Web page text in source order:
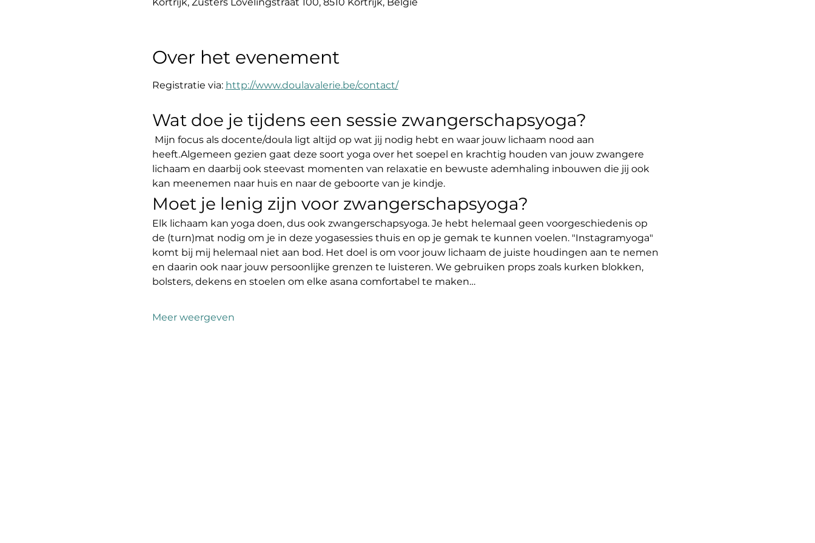
Over het evenement
Registratie via: http://www.doulavalerie.be/contact/
Wat doe je tijdens een sessie zwangerschapsyoga?
Mijn focus als docente/doula ligt altijd op wat jij nodig hebt en waar jouw lichaam nood aan
heeft.Algemeen gezien gaat deze soort yoga over het soepel en krachtig houden van jouw zwangere
lichaam en daarbij ook steevast momenten van relaxatie en bewuste ademhaling inbouwen die jij ook
kan meenemen naar huis en naar de geboorte van je kindje.
Moet je lenig zijn voor zwangerschapsyoga?
Elk lichaam kan yoga doen, dus ook zwangerschapsyoga. Je hebt helemaal geen voorgeschiedenis op
de (turn)mat nodig om je in deze yogasessies thuis en op je gemak te kunnen voelen. "Instagramyoga"
komt bij mij helemaal niet aan bod. Het doel is om voor jouw lichaam de juiste houdingen aan te nemen
en daarin ook naar jouw persoonlijke grenzen te luisteren. We gebruiken props zoals kurken blokken,
bolsters, dekens en stoelen om elke asana comfortabel te maken…
Meer weergeven